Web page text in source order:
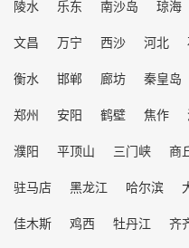
陵水
乐东 南沙岛 琼海
文昌
万宁 西沙 河北
衡水
邯郸 廊坊 秦皇岛
郑州
安阳 鹤壁 焦作
濮阳
平顶山 三门峡 商
驻马店
黑龙江 哈尔滨
佳木斯
鸡西 牡丹江 齐